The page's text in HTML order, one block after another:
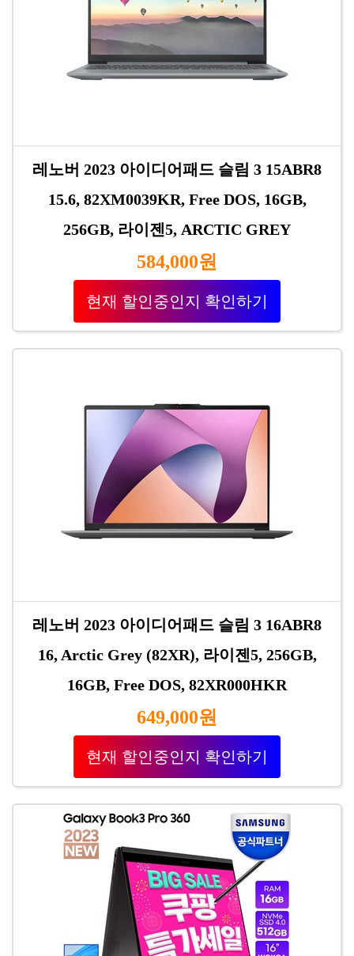
레노버 2023 아이디어패드 슬림 3 15ABR8
15.6, 82XM0039KR, Free DOS, 16GB,
256GB, 라이젠5, ARCTIC GREY
584,000원
현재 할인중인지 확인하기
레노버 2023 아이디어패드 슬림 3 16ABR8
16, Arctic Grey (82XR), 라이젠5, 256GB,
16GB, Free DOS, 82XR000HKR
649,000원
현재 할인중인지 확인하기